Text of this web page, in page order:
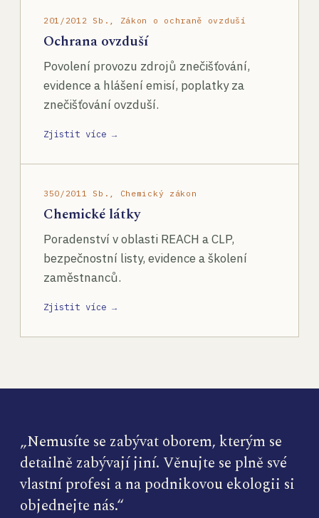
201/2012 Sb., Zákon o ochraně ovzduší
Ochrana ovzduší
Povolení provozu zdrojů znečišťování,
evidence a hlášení emisí, poplatky za
znečišťování ovzduší.
Zjistit více →
350/2011 Sb., Chemický zákon
Chemické látky
Poradenství v oblasti REACH a CLP,
bezpečnostní listy, evidence a školení
zaměstnanců.
Zjistit více →
„Nemusíte se zabývat oborem, kterým se
detailně zabývají jiní. Věnujte se plně své
vlastní profesi a na podnikovou ekologii si
objednejte nás.“